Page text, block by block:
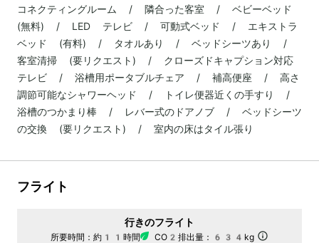
コネクティングルーム / 隣合った客室 / ベビーベッド
(無料) / LED テレビ / 可動式ベッド / エキストラ
ベッド (有料) / タオルあり / ベッドシーツあり /
客室清掃 (要リクエスト) / クローズドキャプション対応
テレビ / 浴槽用ポータブルチェア / 補高便座 / 高さ
調節可能なシャワーヘッド / トイレ便器近くの手すり /
浴槽のつかまり棒 / レバー式のドアノブ / ベッドシーツ
の交換 (要リクエスト) / 室内の床はタイル張り
フライト
行きのフライト
所要時間： 約11時間 CO2排出量： 634kg